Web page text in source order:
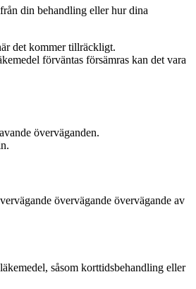
din behandling eller hur dina
det kommer tillräckligt.
förväntas försämras kan det vara
överväganden.
övervägande övervägande av
såsom korttidsbehandling eller